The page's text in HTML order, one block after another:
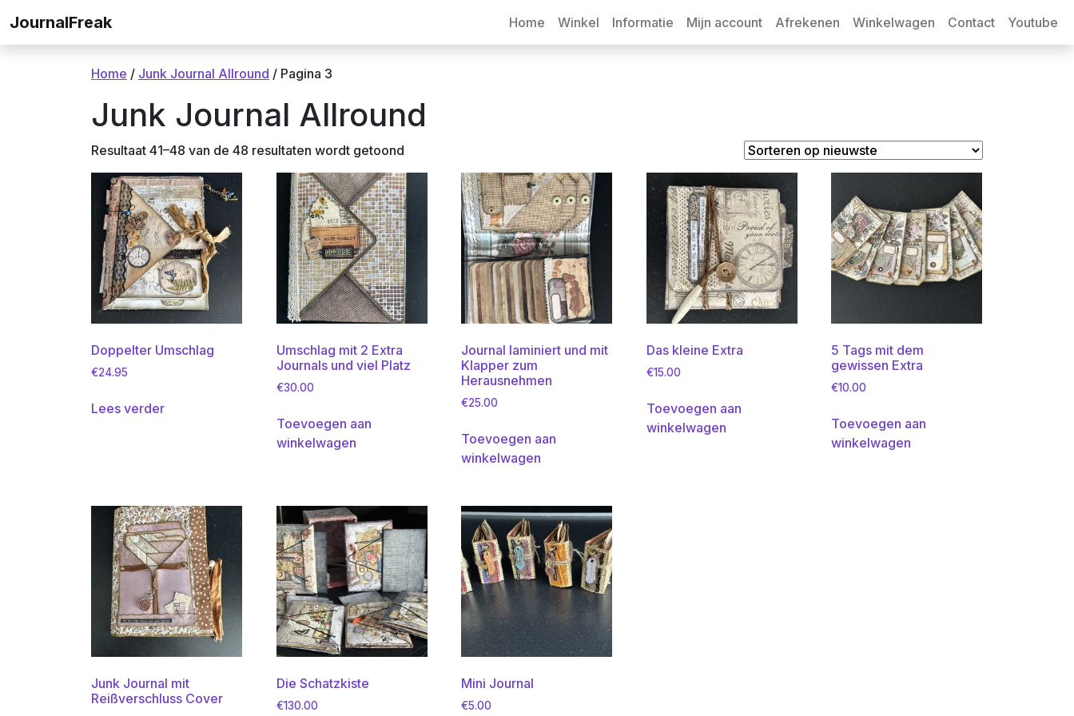
JournalFreak Home Winkel Informatie Mijn account Afrekenen Winkelwagen Contact Youtube
Home / Junk Journal Allround / Pagina 3
Junk Journal Allround
Resultaat 41–48 van de 48 resultaten wordt getoond
op
nieuwste
Doppelter Umschlag
€24.95
Lees verder
Umschlag mit 2 Extra
Journals und viel Platz
€30.00
Toevoegen aan
winkelwagen
Journal laminiert und mit
Klapper zum
Herausnehmen
€25.00
Toevoegen aan
winkelwagen
Das kleine Extra
€15.00
Toevoegen aan
winkelwagen
5 Tags mit dem
gewissen Extra
€10.00
Toevoegen aan
winkelwagen
Junk Journal mit
Reißverschluss Cover
Die Schatzkiste
€130.00
Mini Journal
€5.00